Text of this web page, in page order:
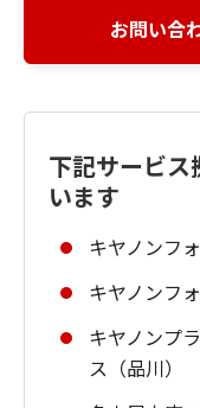
お問い合
下記サービス
います
キヤノンフ
キヤノンフ
キヤノンプ
ス（品川）